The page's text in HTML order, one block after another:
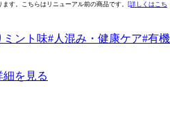
す。こちらはリニューアル前の商品です。 [詳しくはこち
ミント味#人混み・健康ケア#有機
細を見る